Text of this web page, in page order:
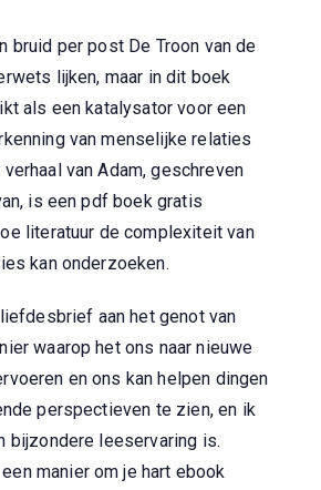
bruid per post De Troon van de
lijken, maar in dit boek
als een katalysator voor een
van menselijke relaties
van Adam, geschreven
is een pdf boek gratis
literatuur de complexiteit van
kan onderzoeken.
aan het genot van
waarop het ons naar nieuwe
en ons kan helpen dingen
perspectieven te zien, en ik
bijzondere leeservaring is.
manier om je hart ebook